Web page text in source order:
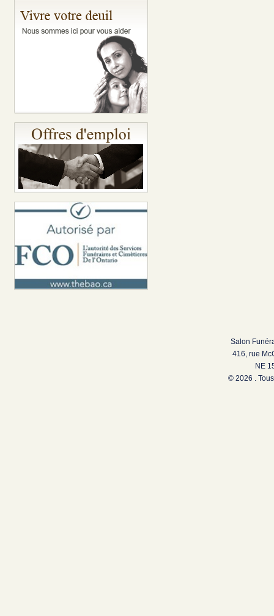
Salon
416, rue
NE
© 2026 .